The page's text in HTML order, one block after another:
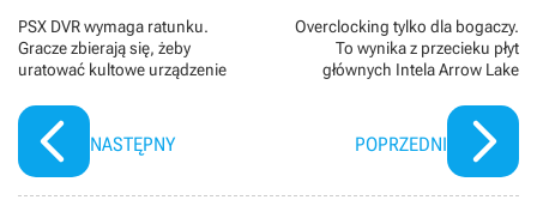
PSX DVR wymaga ratunku.
Gracze zbierają się, żeby
uratować kultowe urządzenie
NASTĘPNY
Overclocking tylko dla bogaczy.
To wynika z przecieku płyt
głównych Intela Arrow Lake
POPRZEDNI